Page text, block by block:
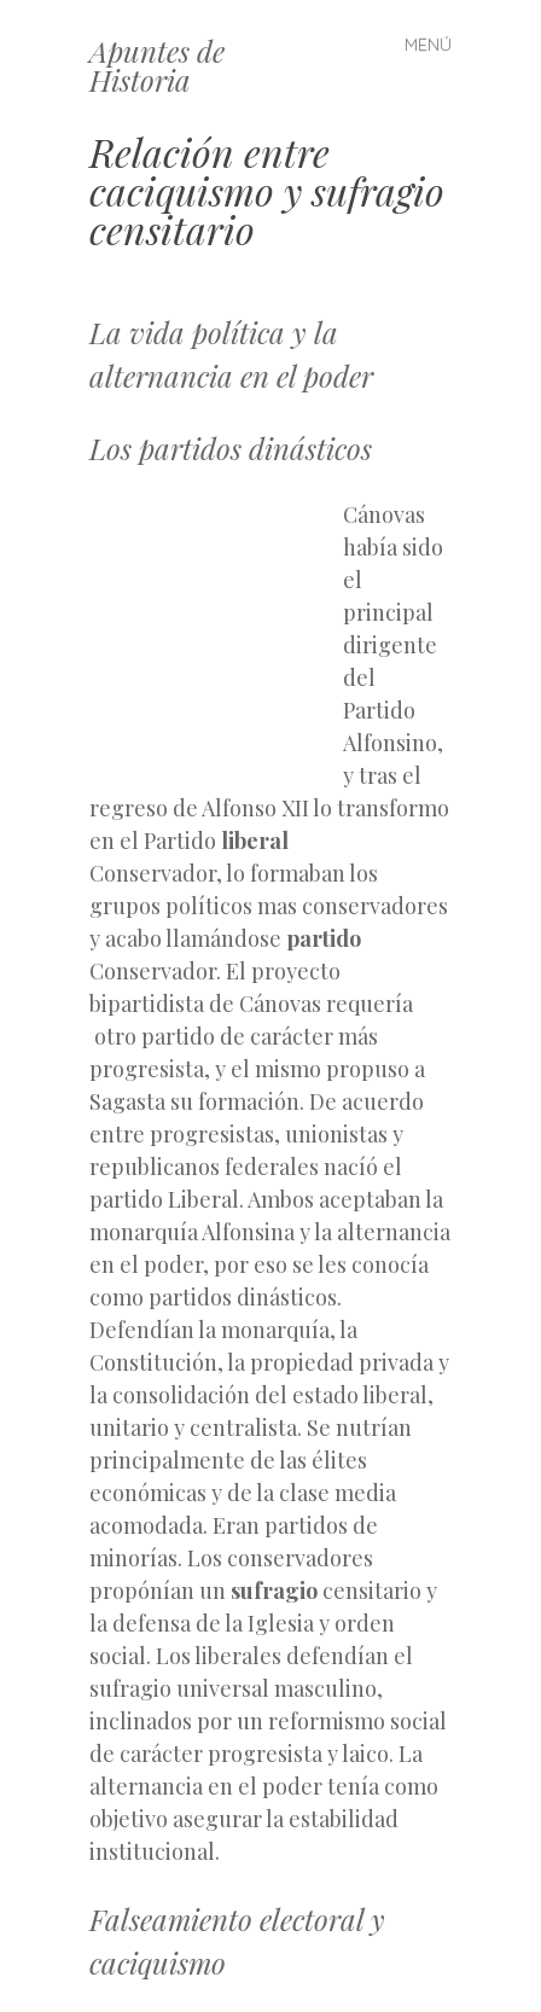
Apuntes de
Historia
MENÚ
Saltar
al
Relación entre
caciquismo y sufragio
censitario
La vida política y la
alternancia en el poder
Los partidos dinásticos
Cánovas
había sido
el
principal
dirigente
del
Partido
Alfonsino,
y tras el
regreso de Alfonso XII lo transformo
en el Partido liberal
Conservador, lo formaban los
grupos políticos mas conservadores
y acabo llamándose partido
Conservador. El proyecto
bipartidista de Cánovas requería
otro partido de carácter más
progresista, y el mismo propuso a
Sagasta su formación. De acuerdo
entre progresistas, unionistas y
republicanos federales nacíó el
partido Liberal. Ambos aceptaban la
monarquía Alfonsina y la alternancia
en el poder, por eso se les conocía
como partidos dinásticos.
Defendían la monarquía, la
Constitución, la propiedad privada y
la consolidación del estado liberal,
unitario y centralista. Se nutrían
principalmente de las élites
económicas y de la clase media
acomodada. Eran partidos de
minorías. Los conservadores
propónían un sufragio censitario y
la defensa de la Iglesia y orden
social. Los liberales defendían el
sufragio universal masculino,
inclinados por un reformismo social
de carácter progresista y laico. La
alternancia en el poder tenía como
objetivo asegurar la estabilidad
institucional.
Falseamiento electoral y
caciquismo